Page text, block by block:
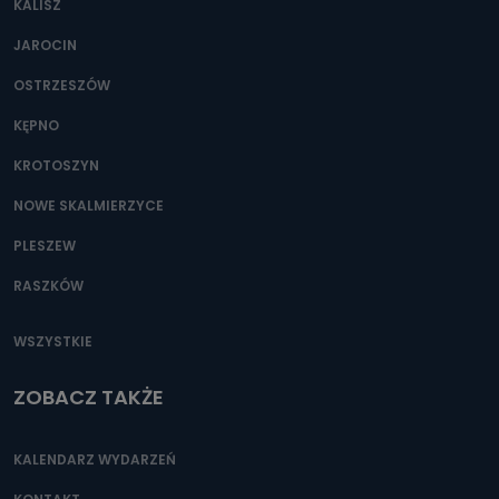
Można to zrobić pod numerem telefonu 62 735-51-05 lub
KALISZ
JAROCIN
OSTRZESZÓW
KĘPNO
KROTOSZYN
NOWE SKALMIERZYCE
PLESZEW
RASZKÓW
WSZYSTKIE
ZOBACZ TAKŻE
KALENDARZ WYDARZEŃ